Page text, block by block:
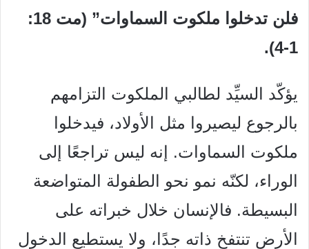
فلن تدخلوا ملكوت السماوات” (مت 18:
1-4).
يؤكّد السيِّد لطالبي الملكوت التزامهم
بالرجوع ليصيروا مثل الأولاد، فيدخلوا
ملكوت السماوات. إنه ليس تراجعًا إلى
الوراء، لكنّه نمو نحو الطفولة المتواضعة
البسيطة. فالإنسان خلال خبراته على
الأرض تنتفخ ذاته جدًا، ولا يستطيع الدخول